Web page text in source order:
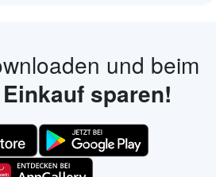
und beim
Einkauf sparen!